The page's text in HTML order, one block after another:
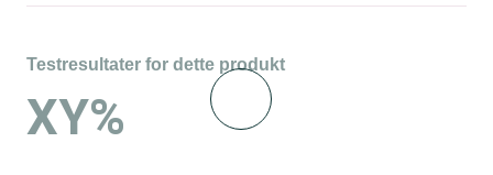
Testresultater for dette produkt
XY%